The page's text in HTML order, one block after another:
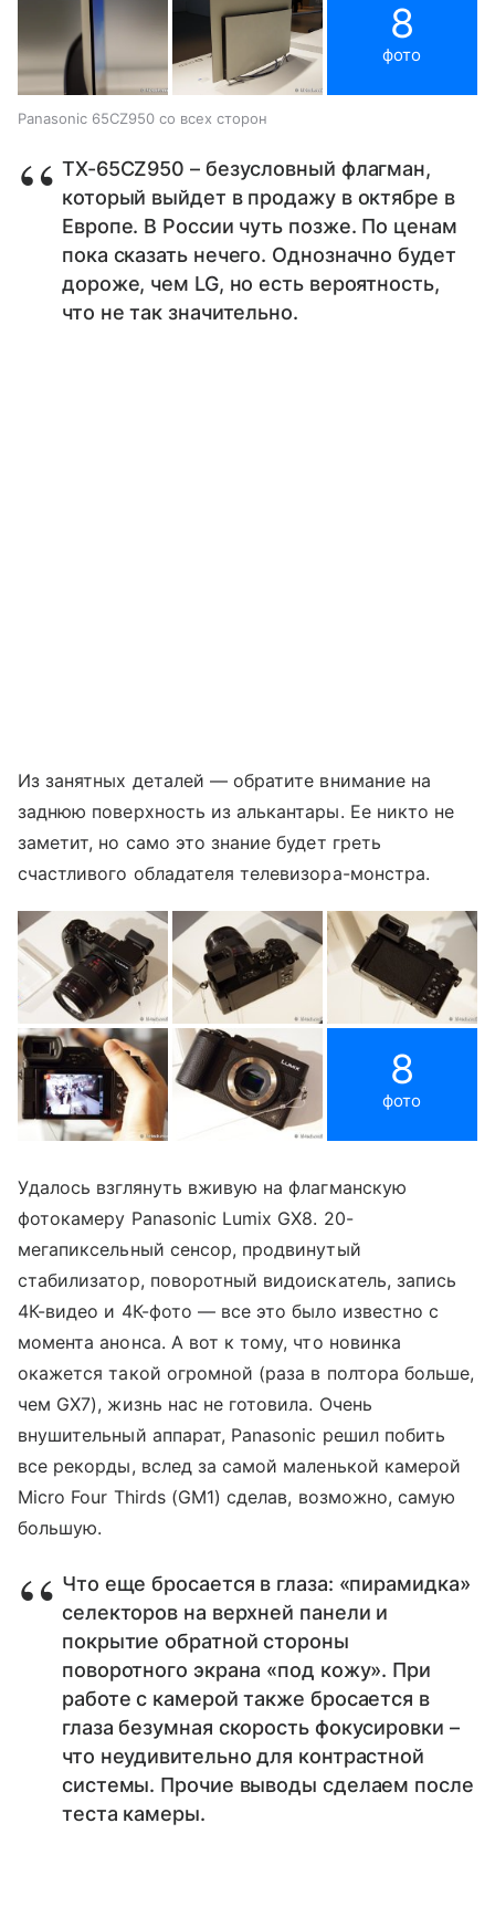
8
фото
Panasonic 65CZ950 со всех сторон
TX-65CZ950 – безусловный флагман,
который выйдет в продажу в октябре в
Европе. В России чуть позже. По ценам
пока сказать нечего. Однозначно будет
дороже, чем LG, но есть вероятность,
что не так значительно.
Из занятных деталей — обратите внимание на
заднюю поверхность из алькантары. Ее никто не
заметит, но само это знание будет греть
счастливого обладателя телевизора-монстра.
8
фото
Удалось взглянуть вживую на флагманскую
фотокамеру Panasonic Lumix GX8. 20-
мегапиксельный сенсор, продвинутый
стабилизатор, поворотный видоискатель, запись
4К-видео и 4К-фото — все это было известно с
момента анонса. А вот к тому, что новинка
окажется такой огромной (раза в полтора больше,
чем GX7), жизнь нас не готовила. Очень
внушительный аппарат, Panasonic решил побить
все рекорды, вслед за самой маленькой камерой
Micro Four Thirds (GM1) сделав, возможно, самую
большую.
Что еще бросается в глаза: «пирамидка»
селекторов на верхней панели и
покрытие обратной стороны
поворотного экрана «под кожу». При
работе с камерой также бросается в
глаза безумная скорость фокусировки –
что неудивительно для контрастной
системы. Прочие выводы сделаем после
теста камеры.